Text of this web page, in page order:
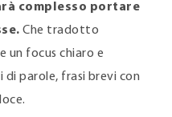
complesso portare
Che tradotto
un focus chiaro e
parole, frasi brevi con